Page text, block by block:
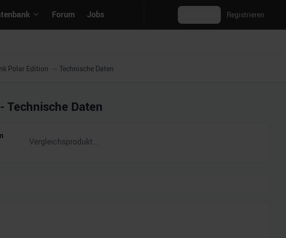
Forum Jobs Registrieren
Polar Edition Technische Daten
- Technische Daten